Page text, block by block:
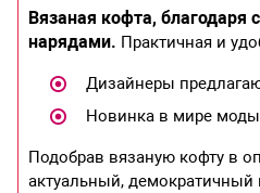
Вязаная кофта, благодаря
нарядами. Практичная и
Дизайнеры
Новинка в мире
Подобрав вязаную кофту в
актуальный, демократичный